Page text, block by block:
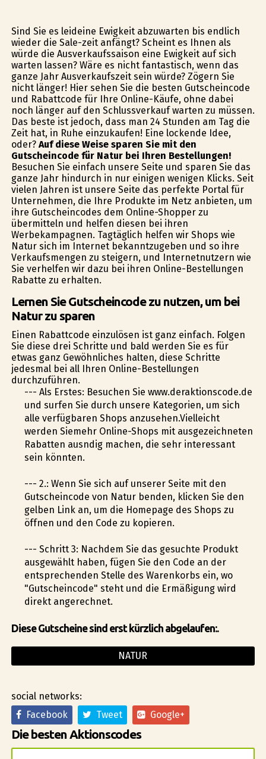
Sind Sie es leideine Ewigkeit abzuwarten bis endlich
wieder die Sale-zeit anfängt? Scheint es Ihnen als
würde die Ausverkaufssaison eine Ewigkeit auf sich
warten lassen? Wäre es nicht fantastisch, wenn das
ganze Jahr Ausverkaufszeit sein würde? Zögern Sie
nicht länger! Hier sehen Sie die besten Gutscheincode
und Rabattcode für Ihre Online-Käufe, ohne dabei
noch länger auf den Schlussverkauf warten zu müssen.
Das beste ist jedoch, dass man 24 Stunden am Tag die
Zeit hat, in Ruhe einzukaufen! Eine lockende Idee,
oder? Auf diese Weise sparen Sie mit den
Gutscheincode für Natur bei Ihren Bestellungen!
Besuchen Sie einfach unsere Seite und sparen Sie das
ganze Jahr hindurch in nur einigen wenigen Klicks. Seit
vielen Jahren ist unsere Seite das perfekte Portal für
Unternehmen, die Ihre Produkte im Netz anbieten, um
ihre Gutscheincodes dem Online-Shopper zu
übermitteln und helfen diesen bei ihren
Werbekampagnen. Tagtäglich helfen wir Shops wie
Natur sich im Internet bekanntzugeben und so ihre
Verkaufsmengen zu steigern, und Internetnutzern wie
Sie verhelfen wir dazu bei ihren Online-Bestellungen
Rabatte zu erhalten.
Lernen Sie Gutscheincode zu nutzen, um bei
Natur zu sparen
Einen Rabattcode einzulösen ist ganz einfach. Folgen
Sie diese drei Schritte und bald werden Sie es für
etwas ganz Gewöhnliches halten, diese Schritte
jedesmal bei all Ihren Online-Bestellungen
durchzuführen.
--- Als Erstes: Besuchen Sie www.deraktionscode.de
und surfen Sie durch unsere Kategorien, um sich
alle verfügbaren Shops anzusehen.Vielleicht
werden Siemehr Online-Shops mit ausgezeichneten
Rabatten ausfindig machen, die sehr interessant
sein könnten.
--- 2.: Wenn Sie sich auf unserer Seite mit den
Gutscheincode von Natur befinden, klicken Sie den
gelben Link an, um die Homepage des Shops zu
öffnen und den Code zu kopieren.
--- Schritt 3: Nachdem Sie das gesuchte Produkt
ausgewählt haben, fügen Sie den Code an der
entsprechenden Stelle des Warenkorbs ein, wo
"Gutscheincode" steht und die Ermäßigung wird
direkt angerechnet.
Diese Gutscheine sind erst kürzlich abgelaufen:.
NATUR
social networks:
Facebook
Tweet Google+
Die besten Aktionscodes